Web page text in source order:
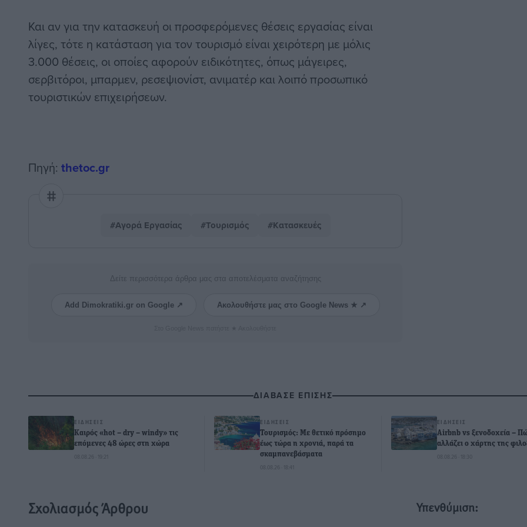
Και αν για την κατασκευή οι προσφερόμενες θέσεις εργασίας είναι
λίγες, τότε η κατάσταση για τον τουρισμό είναι χειρότερη με μόλις
3.000 θέσεις, οι οποίες αφορούν ειδικότητες, όπως μάγειρες,
σερβιτόροι, μπαρμεν, ρεσεψιονίστ, ανιματέρ και λοιπό προσωπικό
τουριστικών επιχειρήσεων.
Πηγή: thetoc.gr
#Αγορά Εργασίας #Τουρισμός #Κατασκευές
Δείτε περισσότερα άρθρα μας στα αποτελέσματα αναζήτησης
Add Dimokratiki.gr on Google ↗ Ακολουθήστε μας στο Google News ★ ↗
ΔΙΑΒΑΣΕ ΕΠΙΣΗΣ
ΕΙΔΉΣΕΙΣ
Καιρός «hot – dry – windy» τις
επόμενες 48 ώρες στη χώρα
08.08.26 · 19:21
ΕΙΔΉΣΕΙΣ
Τουρισμός: Με θετικό πρόσημο
έως τώρα η χρονιά, παρά τα
σκαμπανεβάσματα
08.08.26 · 18:41
ΕΙΔΉΣΕΙΣ
Airbnb vs ξενοδοχεία –
αλλάζει ο χάρτης της
08.08.26 · 18:30
Σχολιασμός Άρθρου Υπενθύμιση: